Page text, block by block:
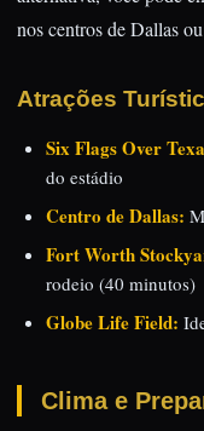
nos centros de Dallas
Atrações
Six Flags Over
do estádio
Centro de Dallas:
Fort Worth
rodeio (40 minutos)
Globe Life Field:
Clima e